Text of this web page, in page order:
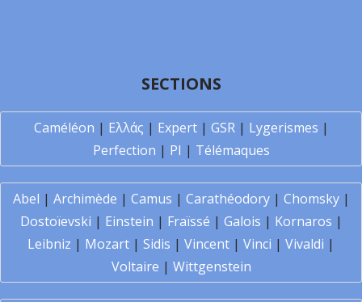
SECTIONS
Caméléon | Ελλάς | Expert| GSR| Lygerismes |
Perfection | PI | Télémaques
Abel | Archimède | Camus | Carathéodory| Chomsky|
Dostoïevski | Einstein | Fraïssé | Galois | Kornaros |
Leibniz | Mozart | Sidis | Vincent | Vinci | Vivaldi |
Voltaire | Wittgenstein